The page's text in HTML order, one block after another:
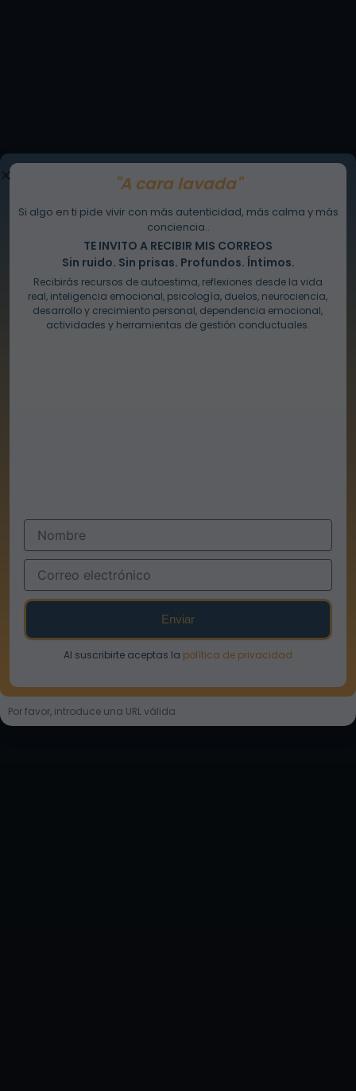
"A cara lavada"
Si algo en ti pide vivir con más autenticidad, más calma y más
conciencia..
TE INVITO A RECIBIR MIS CORREOS
Sin ruido. Sin prisas. Profundos. Íntimos.
Recibirás recursos de autoestima, reflexiones desde la vida
real, inteligencia emocional, psicología, duelos, neurociencia,
desarrollo y crecimiento personal, dependencia emocional,
actividades y herramientas de gestión conductuales.
Nombre
Correo
electrónico
Enviar
Al suscribirte aceptas la política de privacidad
Por favor, introduce una URL válida